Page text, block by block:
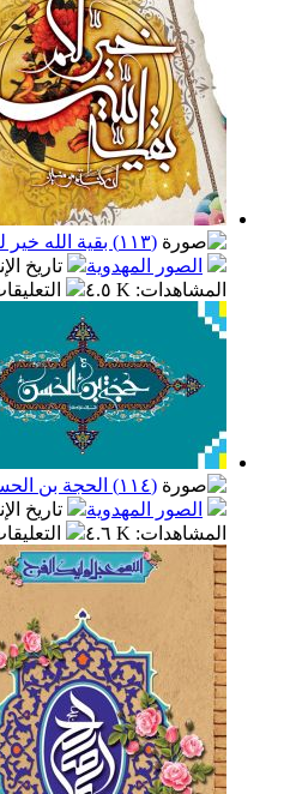
(١١٣) بقية الله خير لكم ان كنتم مؤمنين
الصور المهدوية
تاريخ
المشاهدات: ٤.٥ K
(١١٤) الحجة بن الحسن
الصور المهدوية
تاريخ
المشاهدات: ٤.٦ K